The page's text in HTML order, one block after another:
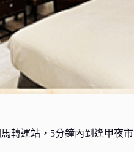
轉運站，5分鐘內到逢甲夜市